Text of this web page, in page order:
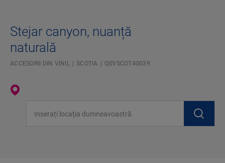
Stejar canyon, nuanță
naturală
ACCESORII DIN VINIL SCOTIA QSVSCOT40039